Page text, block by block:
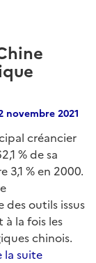
novembre 2021
créancier
% de sa
% en 2000.
outils issus
la fois les
chinois.
la suite